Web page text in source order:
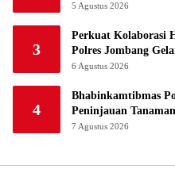
5 Agustus 2026
3
Perkuat Kolaborasi
Polres Jombang
6 Agustus 2026
4
Bhabinkamtibmas
Peninjauan
Mendukung
7 Agustus 2026